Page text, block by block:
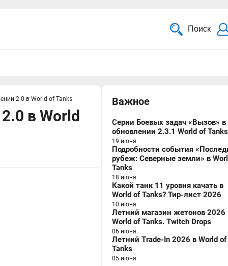
Поиск
2.0 в World of Tanks
в World
Важное
Серии Боевых задач «Вызов» в
обновлении 2.3.1 World of Tanks
19 июня
Подробности события
рубеж: Северные земли» в
Tanks
18 июня
Какой танк 11 уровня качать в
World of Tanks? Тир-лист 2026
10 июня
Летний магазин жетонов 2026
World of Tanks. Twitch Drops
06 июня
Летний Trade-In 2026 в World of
Tanks
05 июня